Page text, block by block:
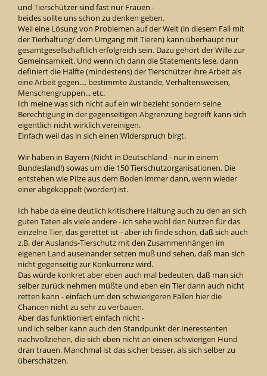
und Tierschützer sind fast nur Frauen -
beides sollte uns schon zu denken geben.
Weil eine Lösung von Problemen auf der Welt (in diesem Fall mit
der Tierhaltung/ dem Umgang mit Tieren) kann überhaupt nur
gesamtgesellschaftlich erfolgreich sein. Dazu gehört der Wille zur
Gemeinsamkeit. Und wenn ich dann die Statements lese, dann
definiert die Hälfte (mindestens) der Tierschützer ihre Arbeit als
eine Arbeit gegen.... bestimmte Zustände, Verhaltensweisen,
Menschengruppen... etc.
Ich meine was sich nicht auf ein wir bezieht sondern seine
Berechtigung in der gegenseitigen Abgrenzung begreift kann sich
eigentlich nicht wirklich vereinigen.
Einfach weil das in sich einen Widerspruch birgt.
Wir haben in Bayern (Nicht in Deutschland - nur in einem
Bundesland!) sowas um die 150 Tierschutzorganisationen. Die
entstehen wie Pilze aus dem Boden immer dann, wenn wieder
einer abgekoppelt (worden) ist.
Ich habe da eine deutlich kritischere Haltung auch zu den an sich
guten Taten als viele andere - ich sehe wohl den Nutzen für das
einzelne Tier, das gerettet ist - aber ich finde schon, daß sich auch
z.B. der Auslands-Tierschutz mit den Zusammenhängen im
eigenen Land auseinander setzen muß und sehen, daß man sich
nicht gegenseitig zur Konkurrenz wird.
Das würde konkret aber eben auch mal bedeuten, daß man sich
selber zurück nehmen müßte und eben ein Tier dann auch nicht
retten kann - einfach um den schwierigeren Fällen hier die
Chancen nicht zu sehr zu verbauen.
Aber das funktioniert einfach nicht -
und ich selber kann auch den Standpunkt der Ineressenten
nachvollziehen, die sich eben nicht an einen schwierigen Hund
dran trauen. Manchmal ist das sicher besser, als sich selber zu
überschätzen.